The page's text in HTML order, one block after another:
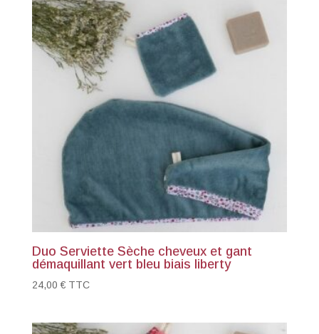
Duo Serviette Sèche cheveux et gant
démaquillant vert bleu biais liberty
24,00€ TTC